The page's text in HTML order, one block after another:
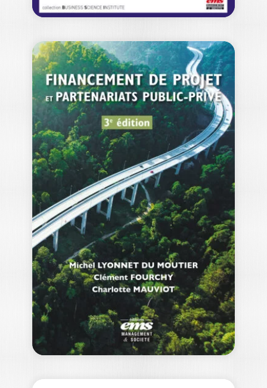
LEADERSHIP OF
DIGITAL
TRANSFORMATION
JEAN ELIA
The evolution of digital technologies at
an exponential pace, especially over
the last…
20,00 €